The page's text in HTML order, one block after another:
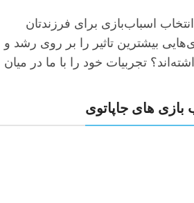
اسباب‌بازی برای فرزندتان
بیشترین تاثیر را بر روی رشد و
تجربیات خود را با ما در میان
بازی های جاپاتوی